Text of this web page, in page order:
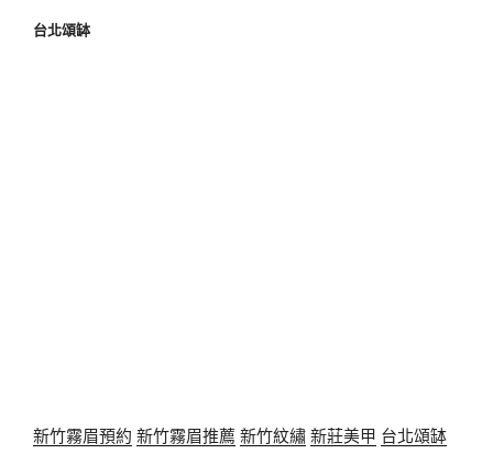
台北頌缽
新竹霧眉預約 新竹霧眉推薦 新竹紋繡新莊美甲 台北頌缽